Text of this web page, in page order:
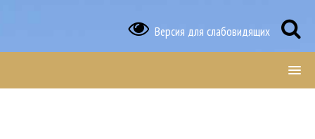
Версия для слабовидящих